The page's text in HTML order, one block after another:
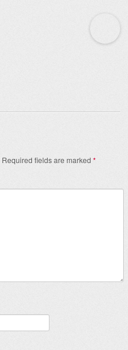
Required fields are marked *